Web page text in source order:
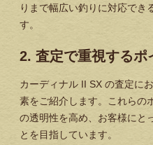
りまで幅広い釣りに対応でき
す。
2. 査定で重視するポ
カーディナル II SX の査定に
素をご紹介します。これらの
の透明性を高め、お客様にと
とを目指しています。